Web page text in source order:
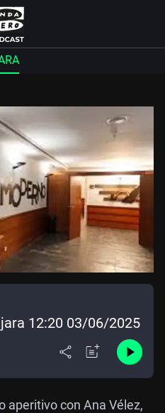
12:20 03/06/2025
aperitivo con Ana Vélez,